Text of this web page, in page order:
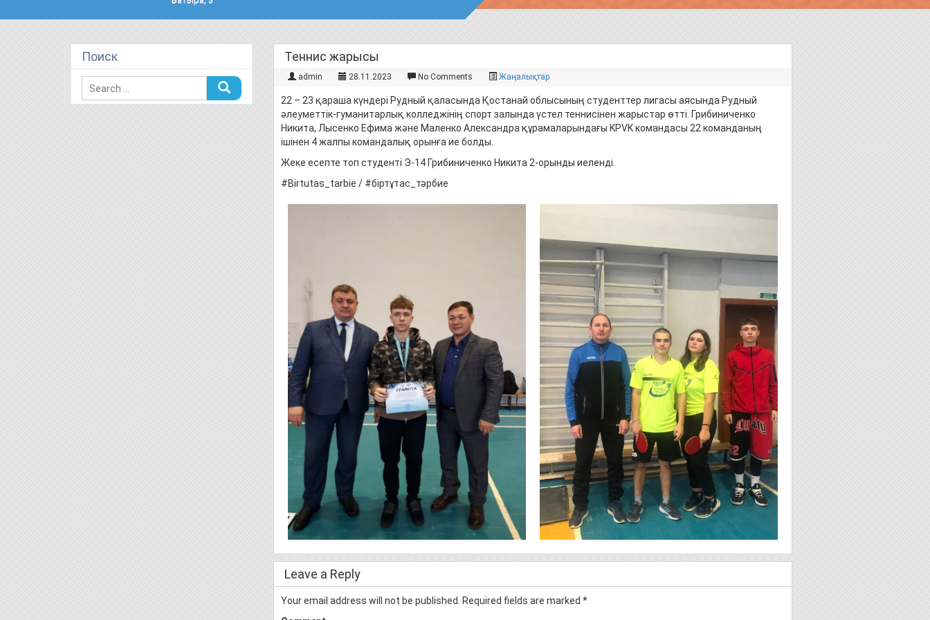
Теннис жарысы
admin 28.11.2023 No Comments Жаңалықтар
22 – 23 қараша күндері Рудный қаласында Қостанай облысының студенттер лигасы аясында Рудный
әлеуметтік-гуманитарлық колледжінің спорт залында үстел теннисінен жарыстар өтті. Грибиниченко
Никита, Лысенко Ефима және Маленко Александра құрамаларындағы KPVK командасы 22 команданың
ішінен 4 жалпы командалық орынға ие болды.
Жеке есепте топ студенті Э-14 Грибиниченко Никита 2-орынды иеленді.
#Birtutas_tarbie / #біртұтас_тәрбие
Leave a Reply
Your email address will not be published. Required fields are marked *
Поиск